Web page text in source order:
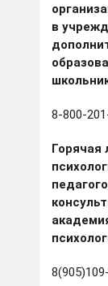
в
8-800-
Горячая